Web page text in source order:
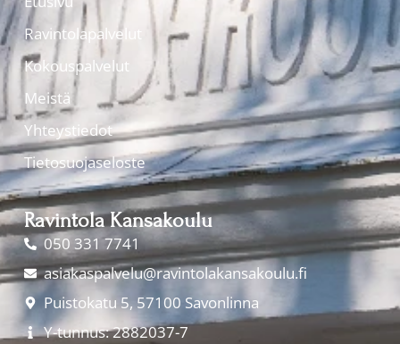
Ravintolapalvelut
Kokouspalvelut
Meistä
Yhteystiedot
Tietosuojaseloste
Ravintola Kansakoulu
050 331 7741
asiakaspalvelu@ravintolakansakoulu.fi
Puistokatu 5, 57100 Savonlinna
Y-tunnus: 2882037-7